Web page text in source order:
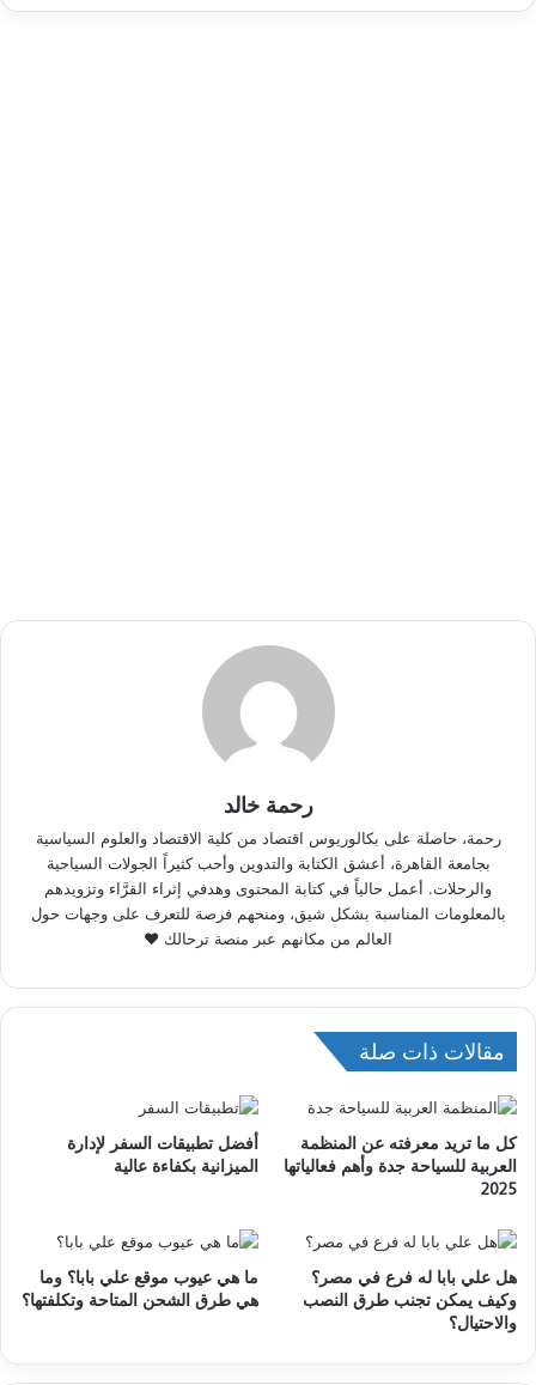
رحمة خالد
رحمة، حاصلة على بكالوريوس اقتصاد من كلية الاقتصاد والعلوم السياسية
بجامعة القاهرة، أعشق الكتابة والتدوين وأحب كثيراً الجولات السياحية
والرحلات. أعمل حالياً في كتابة المحتوى وهدفي إثراء القرَّاء وتزويدهم
بالمعلومات المناسبة بشكل شيق، ومنحهم فرصة للتعرف على وجهات حول
العالم من مكانهم عبر منصة ترحالك ♥
مقالات ذات صلة
كل ما تريد معرفته عن المنظمة
العربية للسياحة جدة وأهم فعالياتها
2025
أفضل تطبيقات السفر لإدارة
الميزانية بكفاءة عالية
هل علي بابا له فرع في مصر؟
وكيف يمكن تجنب طرق النصب
والاحتيال؟
ما هي عيوب موقع علي بابا؟ وما
هي طرق الشحن المتاحة وتكلفتها؟